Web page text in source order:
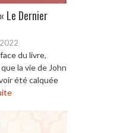
Le Dernier
du livre,
la vie de John
été calquée